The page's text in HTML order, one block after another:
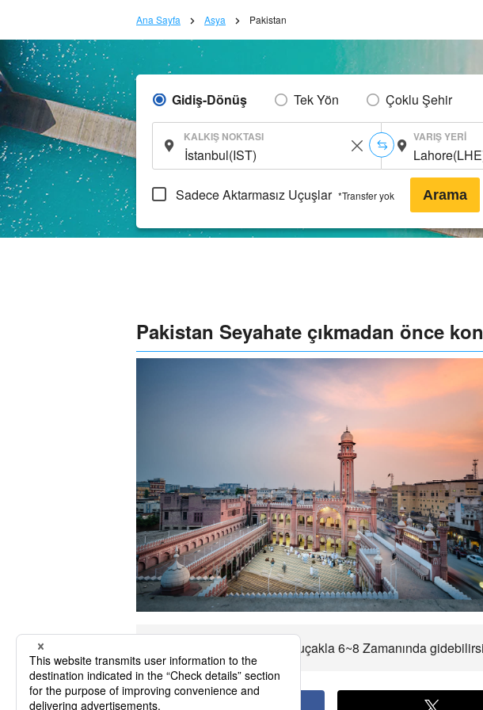
Ana Sayfa Asya Pakistan
Gidiş-Dönüş Tek Yön Çoklu Şehir
KALKIŞ NOKTASI VARIŞ YERI
Sadece Aktarmasız Uçuşlar *Transfer yok Arama
Pakistan Seyahate çıkmadan önce
Pakistan O kadar yaklaşık uçakla 6~8 Zamanında